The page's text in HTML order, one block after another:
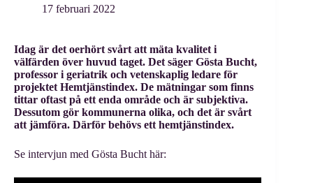
17 februari 2022
Idag är det oerhört svårt att mäta kvalitet i
välfärden över huvud taget. Det säger Gösta Bucht,
professor i geriatrik och vetenskaplig ledare för
projektet Hemtjänstindex. De mätningar som finns
tittar oftast på ett enda område och är subjektiva.
Dessutom gör kommunerna olika, och det är svårt
att jämföra. Därför behövs ett hemtjänstindex.
Se intervjun med Gösta Bucht här: